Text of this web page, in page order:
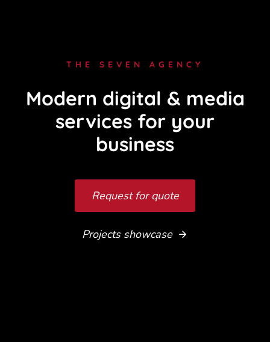
THE SEVEN AGENCY
Modern digital & media
services for your
business
Request for quote
Projects showcase